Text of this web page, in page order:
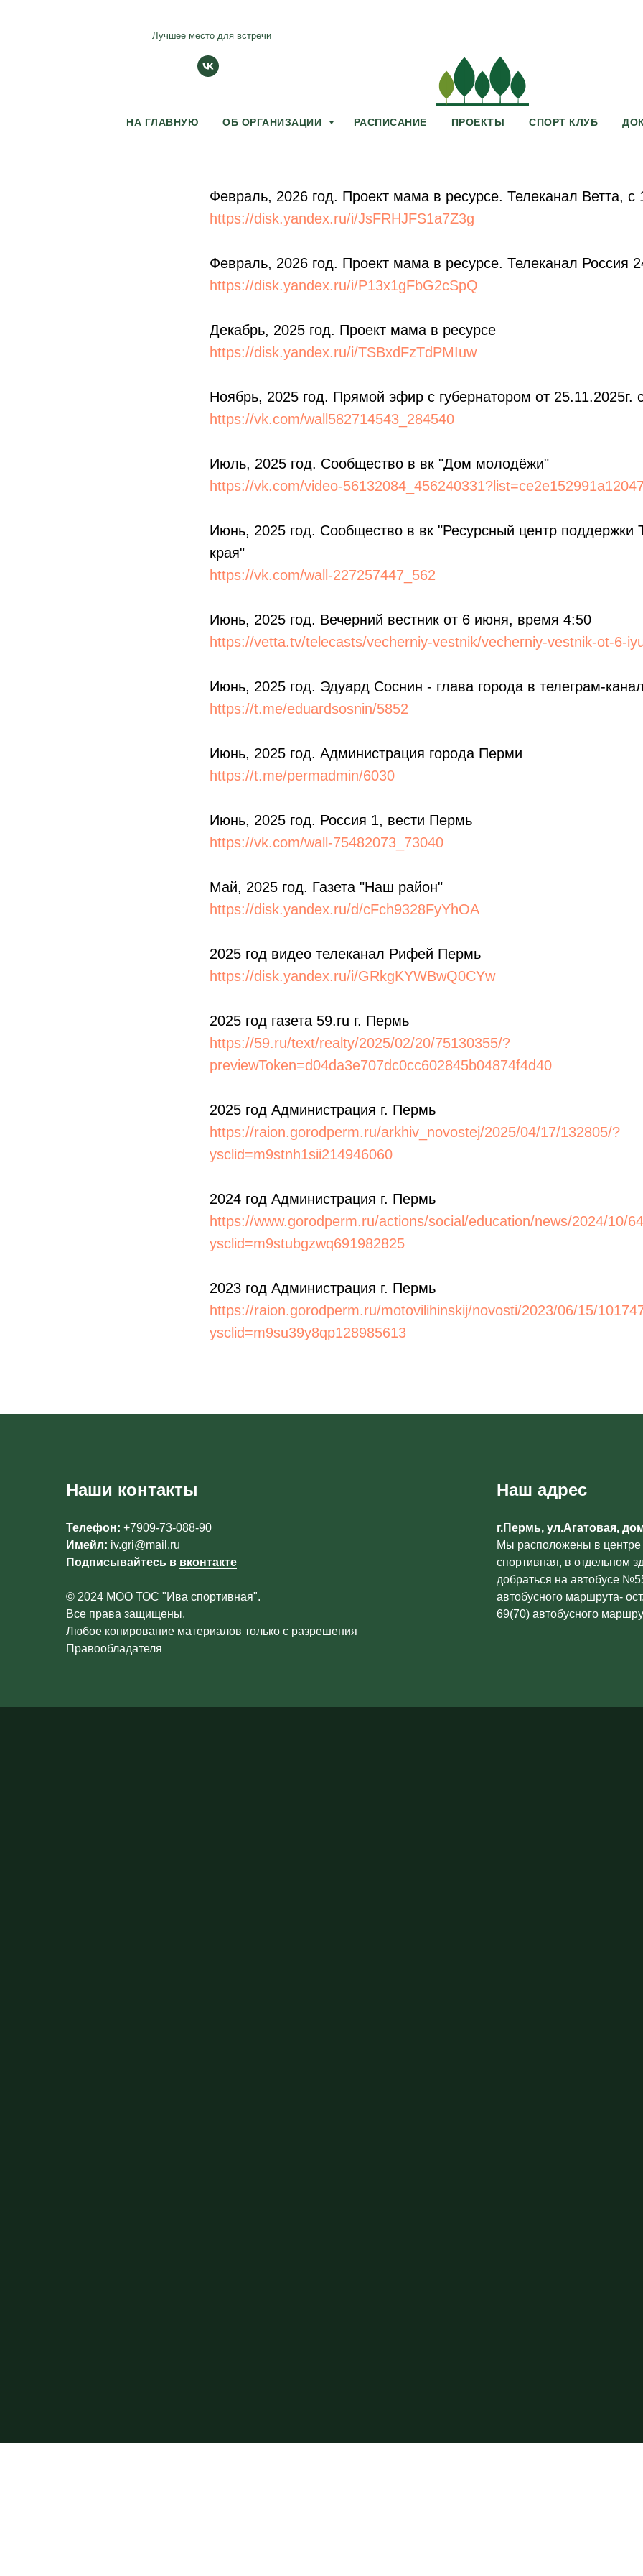
Лучшее место для встречи
НА ГЛАВНУЮ ОБ ОРГАНИЗАЦИИ РАСПИСАНИЕ ПРОЕКТЫ СПОРТ КЛУБ
Февраль, 2026 год. Проект мама в ресурсе. Телеканал Ветта, с
https://disk.yandex.ru/i/JsFRHJFS1a7Z3g
Февраль, 2026 год. Проект мама в ресурсе. Телеканал Россия
https://disk.yandex.ru/i/P13x1gFbG2cSpQ
Декабрь, 2025 год. Проект мама в ресурсе
https://disk.yandex.ru/i/TSBxdFzTdPMIuw
Ноябрь, 2025 год. Прямой эфир с губернатором от 25.11.2025г.
https://vk.com/wall582714543_284540
Июль, 2025 год. Сообщество в вк "Дом молодёжи"
https://vk.com/video-
Июнь, 2025 год. Сообщество в вк "Ресурсный центр поддержки
края"
https://vk.com/wall-227257447_562
Июнь, 2025 год. Вечерний вестник от 6 июня, время 4:50
https://vetta.tv/telecasts/vecherniy-vestnik/vecherniy-vestnik-ot-6-
Июнь, 2025 год. Эдуард Соснин - глава города в телеграм-
https://t.me/eduardsosnin/5852
Июнь, 2025 год. Администрация города Перми
https://t.me/permadmin/6030
Июнь, 2025 год. Россия 1, вести Пермь
https://vk.com/wall-75482073_73040
Май, 2025 год. Газета "Наш район"
https://disk.yandex.ru/d/cFch9328FyYhOA
2025 год видео телеканал Рифей Пермь
https://disk.yandex.ru/i/GRkgKYWBwQ0CYw
2025 год газета 59.ru г. Пермь
https://59.ru/text/realty/2025/02/20/75130355/?
previewToken=d04da3e707dc0cc602845b04874f4d40
2025 год Администрация г. Пермь
https://raion.gorodperm.ru/arkhiv_novostej/2025/04/17/132805/?
ysclid=m9stnh1sii214946060
2024 год Администрация г. Пермь
https://www.gorodperm.ru/actions/social/education/news/2024/10/
ysclid=m9stubgzwq691982825
2023 год Администрация г. Пермь
https://raion.gorodperm.ru/motovilihinskij/novosti/2023/06/15/
ysclid=m9su39y8qp128985613
Наши контакты
Телефон: +7909-73-088-90
Имейл: iv.gri@mail.ru
Подписывайтесь в вконтакте
© 2024 МОО ТОС "Ива спортивная".
Все права защищены.
Любое копирование материалов только с разрешения
Правообладателя
Наш адрес
г.Пермь, ул.Агатовая,
Мы расположены в
спортивная, в отдельном
добраться на автобусе
автобусного маршрута-
69(70) автобусного